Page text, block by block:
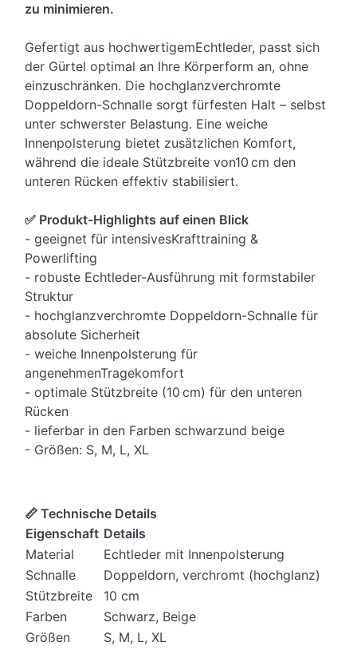
zu minimieren.
Gefertigt aus hochwertigemEchtleder, passt sich
der Gürtel optimal an Ihre Körperform an, ohne
einzuschränken. Die hochglanzverchromte
Doppeldorn-Schnalle sorgt fürfesten Halt – selbst
unter schwerster Belastung. Eine weiche
Innenpolsterung bietet zusätzlichen Komfort,
während die ideale Stützbreite von10 cm den
unteren Rücken effektiv stabilisiert.
✅ Produkt-Highlights auf einen Blick
- geeignet für intensivesKrafttraining &
Powerlifting
- robuste Echtleder-Ausführung mit formstabiler
Struktur
- hochglanzverchromte Doppeldorn-Schnalle für
absolute Sicherheit
- weiche Innenpolsterung für
angenehmenTragekomfort
- optimale Stützbreite (10 cm) für den unteren
Rücken
- lieferbar in den Farben schwarzund beige
- Größen: S, M, L, XL
📏 Technische Details
Eigenschaft Details
Material
Echtleder mit Innenpolsterung
Schnalle
Doppeldorn, verchromt (hochglanz)
Stützbreite
10 cm
Farben
Schwarz, Beige
Größen
S, M, L, XL